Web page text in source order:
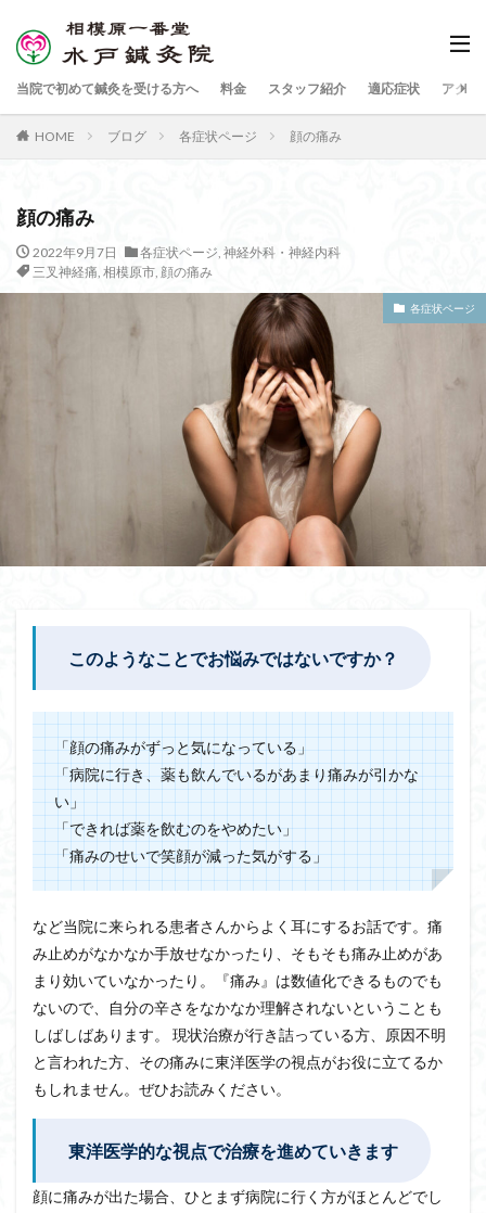
当院で初めて鍼灸を受ける方へ 料金 スタッフ紹介 適応症状 アクセ
HOME ブログ 各症状ページ 顔の痛み
顔の痛み
2022年9月7日 各症状ページ, 神経外科・神経内科
三叉神経痛, 相模原市, 顔の痛み
各症状ページ
このようなことでお悩みではないですか？
「顔の痛みがずっと気になっている」
「病院に行き、薬も飲んでいるがあまり痛みが引かな
い」
「できれば薬を飲むのをやめたい」
「痛みのせいで笑顔が減った気がする」
など当院に来られる患者さんからよく耳にするお話です。痛
み止めがなかなか手放せなかったり、そもそも痛み止めがあ
まり効いていなかったり。『痛み』は数値化できるものでも
ないので、自分の辛さをなかなか理解されないということも
しばしばあります。 現状治療が行き詰っている方、原因不明
と言われた方、その痛みに東洋医学の視点がお役に立てるか
もしれません。ぜひお読みください。
東洋医学的な視点で治療を進めていきます
顔に痛みが出た場合、ひとまず病院に行く方がほとんどでし